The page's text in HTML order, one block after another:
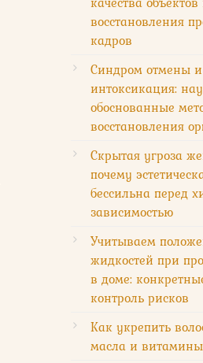
восстановления
кадров
Синдром отмены
интоксикация:
обоснованные
восстановления
Скрытая угроза
почему
бессильна перед
зависимостью
Учитываем
жидкостей при
в доме:
контроль рисков
Как укрепить
масла и